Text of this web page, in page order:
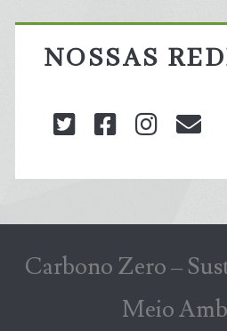
NOSSAS
twitterfacebook
Carbono Zero –
Meio